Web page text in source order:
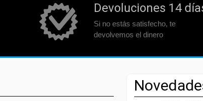
Devoluciones 14
Si no estás satisfecho, te
devolvemos el dinero